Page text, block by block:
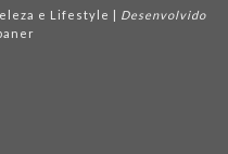
e Lifestyle | Desenvolvido